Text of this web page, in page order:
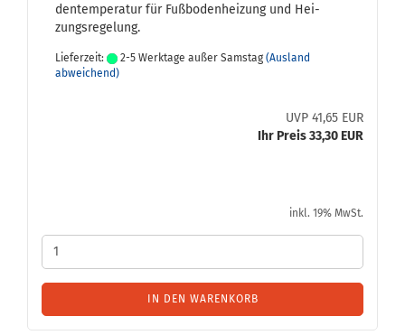
den­tem­pe­ra­tur für Fuß­bo­den­hei­zung und Hei­
zungs­re­ge­lung.
Lieferzeit: 2-5 Werktage außer Samstag (Ausland
abweichend)
UVP 41,65 EUR
Ihr Preis 33,30 EUR
inkl. 19% MwSt.
IN DEN WARENKORB